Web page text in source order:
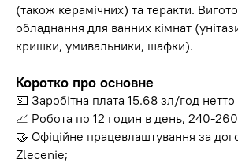
(також керамічних) та теракти.
обладнання для ванних кімнат
кришки, умивальники, шафки).
Коротко про основне
💵 Заробітна плата 15.68 зл/год нетто
📈 Робота по 12 годин в день, 240-
🤝 Офіційне працевлаштування за
Zlecenie;